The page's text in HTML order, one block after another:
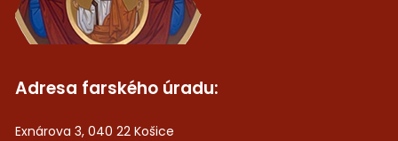
Adresa farského úradu:
Exnárova 3, 040 22 Košice